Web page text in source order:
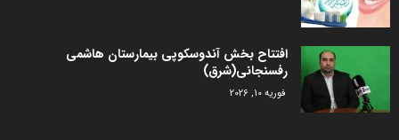
افتتاح بخش آندوسکوپی بیمارستان هاشمی
رفسنجانی(شرق)
فوریه 10, 2026